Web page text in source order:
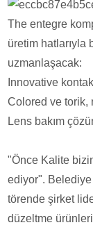
The entegre
üretim hatlarıyla
uzmanlaşacak:
Innovative
Colored ve torik,
Lens bakım
"Önce Kalite
ediyor". Belediye
törende şirket
düzeltme